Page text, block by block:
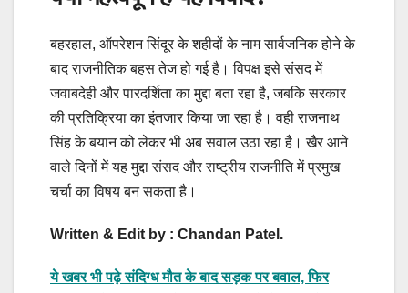
बहरहाल, ऑपरेशन सिंदूर के शहीदों के नाम सार्वजनिक होने के
बाद राजनीतिक बहस तेज हो गई है। विपक्ष इसे संसद में
जवाबदेही और पारदर्शिता का मुद्दा बता रहा है, जबकि सरकार
की प्रतिक्रिया का इंतजार किया जा रहा है। वही राजनाथ
सिंह के बयान को लेकर भी अब सवाल उठा रहा है। खैर आने
वाले दिनों में यह मुद्दा संसद और राष्ट्रीय राजनीति में प्रमुख
चर्चा का विषय बन सकता है।
Written & Edit by : Chandan Patel.
ये खबर भी पढ़े संदिग्ध मौत के बाद सड़क पर बवाल, फिर